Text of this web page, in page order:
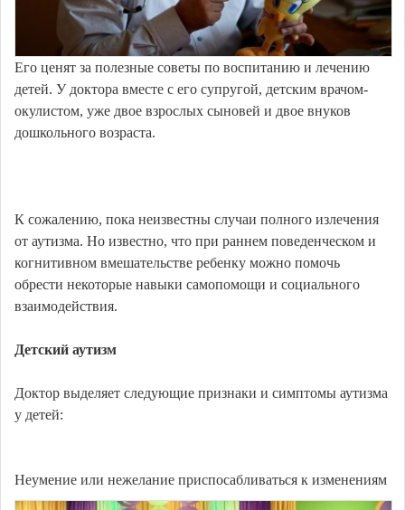
Его ценят за полезные советы по воспитанию и лечению
детей. У доктора вместе с его супругой, детским врачом-
окулистом, уже двое взрослых сыновей и двое внуков
дошкольного возраста.
К сожалению, пока неизвестны случаи полного излечения
от аутизма. Но известно, что при раннем поведенческом и
когнитивном вмешательстве ребенку можно помочь
обрести некоторые навыки самопомощи и социального
взаимодействия.
Детский аутизм
Доктор выделяет следующие признаки и симптомы аутизма
у детей:
Неумение или нежелание приспосабливаться к изменениям